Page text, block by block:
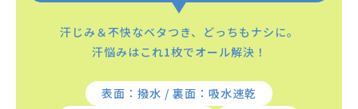
「？？？」
汗じみ＆不快なベタつき、どっちもナシに。
汗悩みはこれ1枚でオール解決！
表面：撥水 / 裏面：吸水速乾